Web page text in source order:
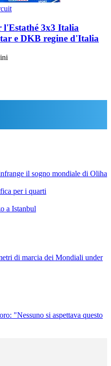
l'Estathé 3x3 Italia
e DKB regine d'Italia
il sogno mondiale di Oliha
per i quarti
a Istanbul
di marcia dei Mondiali under
"Nessuno si aspettava questo